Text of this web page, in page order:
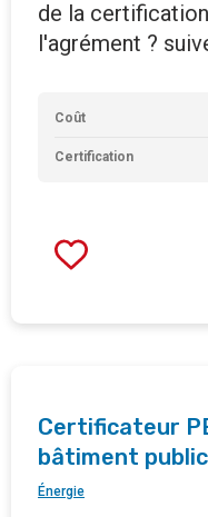
de la
l'agrément ?
Coût
Certification
Certificateur
bâtiment public
Énergie